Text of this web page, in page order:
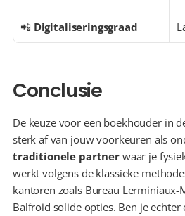
📲 Digitaliseringsgraad
Conclusie
De keuze voor een boekhouder in
traditionele partner waar je
werkt volgens de klassieke
kantoren zoals Bureau Lerminiaux-
Balfroid solide opties. Ben je echter